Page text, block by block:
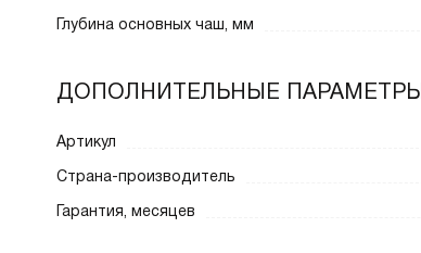
Глубина основных чаш, мм
ДОПОЛНИТЕЛЬНЫЕ ПАРАМЕТРЫ
Артикул
Страна-производитель
Гарантия, месяцев